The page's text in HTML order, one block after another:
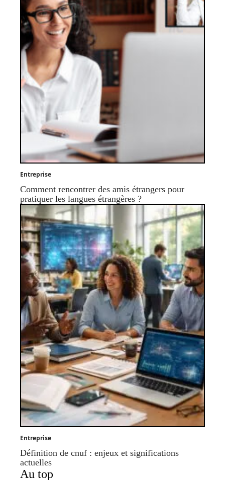
Entreprise
Comment rencontrer des amis étrangers pour
pratiquer les langues étrangères ?
Entreprise
Définition de cnuf : enjeux et significations
actuelles
Au top